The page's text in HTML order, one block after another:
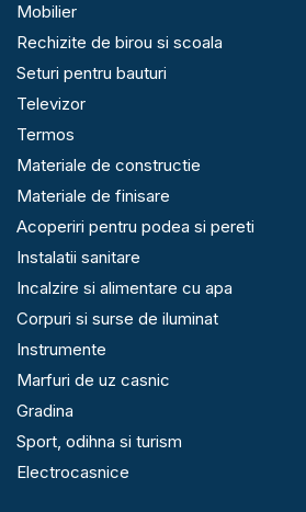
Mobilier
Rechizite de birou si scoala
Seturi pentru bauturi
Televizor
Termos
Materiale de constructie
Materiale de finisare
Acoperiri pentru podea si pereti
Instalatii sanitare
Incalzire si alimentare cu apa
Corpuri si surse de iluminat
Instrumente
Marfuri de uz casnic
Gradina
Sport, odihna si turism
Electrocasnice